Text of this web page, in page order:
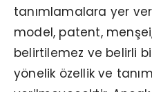
tanımlamalara yer
model, patent,
belirtilemez ve belirli
yönelik özellik ve